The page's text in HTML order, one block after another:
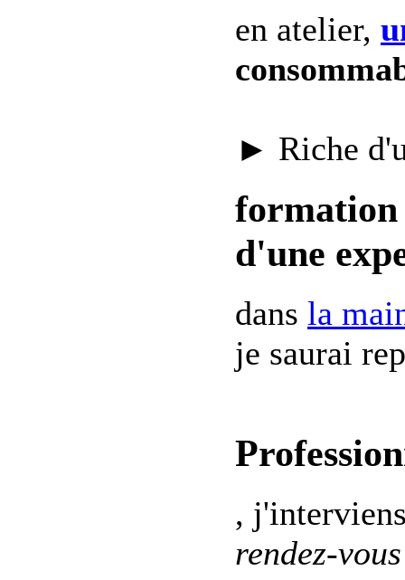
en atelier,
► Riche
formation
d'une
dans la
je saurai
,
rendez-